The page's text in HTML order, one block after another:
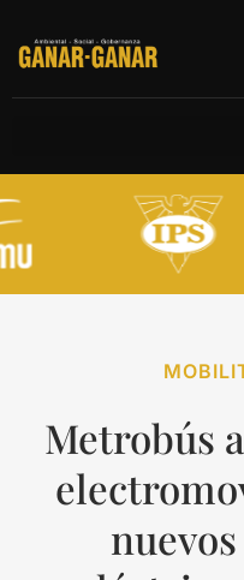
Metrobús